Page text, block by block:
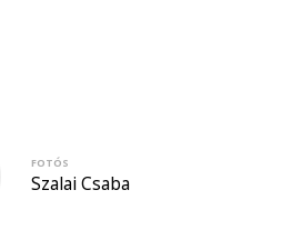
FOTÓS
Szalai Csaba